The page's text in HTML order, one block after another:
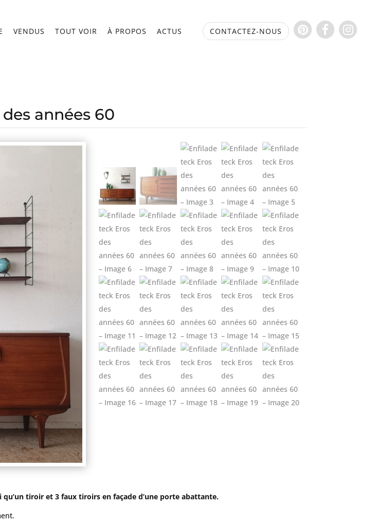
VENDUS TOUT VOIR À PROPOS ACTUS CONTACTEZ-NOUS
années 60
tiroir et 3 faux tiroirs en façade d’une porte abattante.